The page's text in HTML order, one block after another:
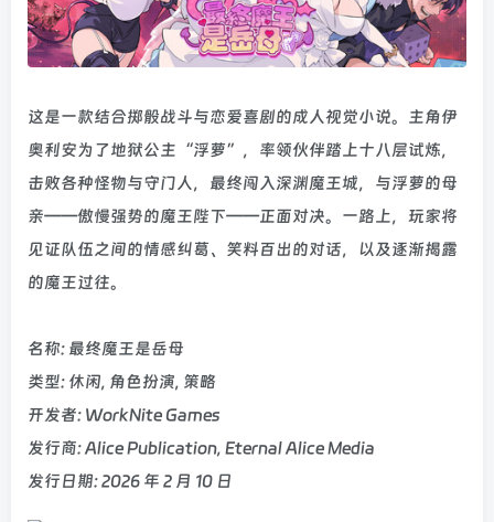
这是一款结合掷骰战斗与恋爱喜剧的成人视觉小说。主角伊
奥利安为了地狱公主“浮萝”，率领伙伴踏上十八层试炼，
击败各种怪物与守门人，最终闯入深渊魔王城，与浮萝的母
亲——傲慢强势的魔王陛下——正面对决。一路上，玩家将
见证队伍之间的情感纠葛、笑料百出的对话，以及逐渐揭露
的魔王过往。
名称: 最终魔王是岳母
类型: 休闲, 角色扮演, 策略
开发者: WorkNite Games
发行商: Alice Publication, Eternal Alice Media
发行日期: 2026 年 2 月 10 日